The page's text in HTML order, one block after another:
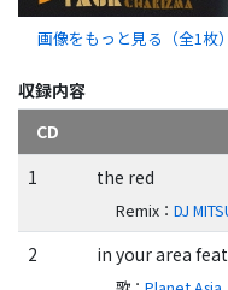
画像をもっと見る（全1 枚）
収録内容
CD
1
the red
Remix ：DJ
2 in your area